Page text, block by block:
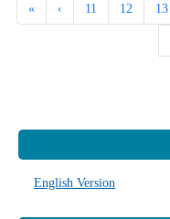
« ‹ 11 12 13
English Version